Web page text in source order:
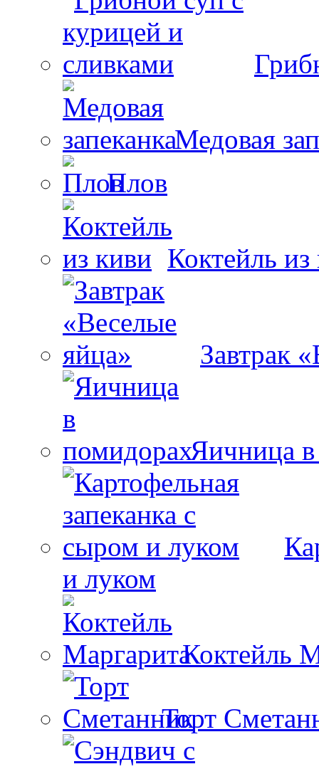
Медовая
Плов
Коктейль из
Завтрак
Яичница
и луком
Коктейль
Торт